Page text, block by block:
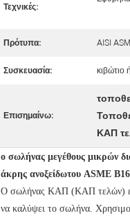
Τεχνικές:
Πρότυπα: AISI
Συσκευασία: κιβώτιο
Επισημαίνω:
ΚΑΠ
ο σωλήνας μεγέθους μικρών
άκρης ανοξείδωτου ASME
Ο σωλήνας ΚΑΠ (ΚΑΠ τελών)
να καλύψει το σωλήνα.